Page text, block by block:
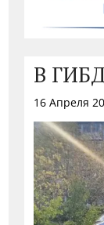
В
16 Апреля